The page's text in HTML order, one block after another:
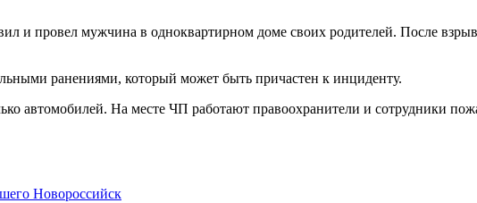
и провел мужчина в одноквартирном доме своих родителей. После
ранениями, который может быть причастен к инциденту.
автомобилей. На месте ЧП работают правоохранители и сотрудники
Новороссийск